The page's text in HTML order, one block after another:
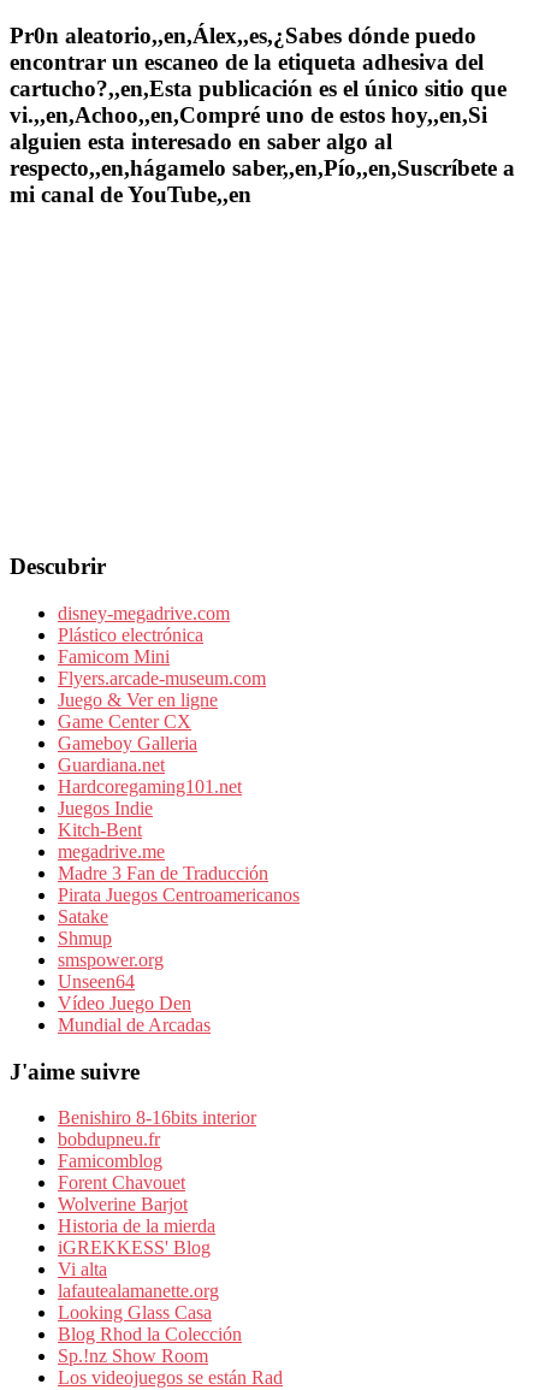
Pr0n aleatorio,,en,Álex,,es,¿Sabes dónde puedo
encontrar un escaneo de la etiqueta adhesiva del
cartucho?,,en,Esta publicación es el único sitio que
vi.,,en,Achoo,,en,Compré uno de estos hoy,,en,Si
alguien esta interesado en saber algo al
respecto,,en,hágamelo saber,,en,Pío,,en,Suscríbete a
mi canal de YouTube,,en
Descubrir
disney-megadrive.com
Plástico electrónica
Famicom Mini
Flyers.arcade-museum.com
Juego & Ver en ligne
Game Center CX
Gameboy Galleria
Guardiana.net
Hardcoregaming101.net
Juegos Indie
Kitch-Bent
megadrive.me
Madre 3 Fan de Traducción
Pirata Juegos Centroamericanos
Satake
Shmup
smspower.org
Unseen64
Vídeo Juego Den
Mundial de Arcadas
J'aime suivre
Benishiro 8-16bits interior
bobdupneu.fr
Famicomblog
Forent Chavouet
Wolverine Barjot
Historia de la mierda
iGREKKESS' Blog
Vi alta
lafautealamanette.org
Looking Glass Casa
Blog Rhod la Colección
Sp.!nz Show Room
Los videojuegos se están Rad